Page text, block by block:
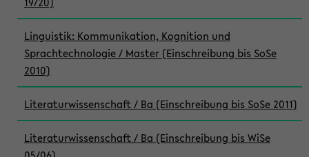
Linguistik: Kommunikation, Kognition und
Sprachtechnologie / Master (Einschreibung bis SoSe
2010)
Literaturwissenschaft / Ba (Einschreibung bis SoSe 2011)
Literaturwissenschaft / Ba (Einschreibung bis WiSe